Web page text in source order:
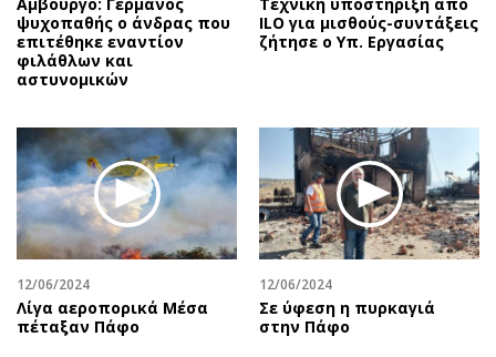
ψυχοπαθής ο άνδρας που
επιτέθηκε εναντίον
φιλάθλων και
αστυνομικών
ILO για μισθούς-συντάξεις
ζήτησε ο Υπ. Εργασίας
12/06/2024
Λίγα αεροπορικά Μέσα
πέταξαν Πάφο
12/06/2024
Σε ύφεση η πυρκαγιά
στην Πάφο